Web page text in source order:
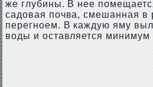
же глубины. В нее
садовая почва, смешанная в
перегноем. В каждую яму
воды и оставляется минимум